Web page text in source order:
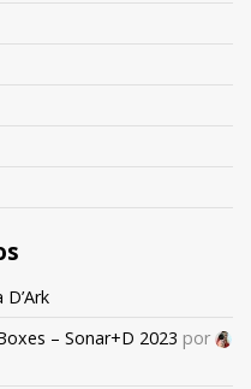
– Sonar+D 2023 por